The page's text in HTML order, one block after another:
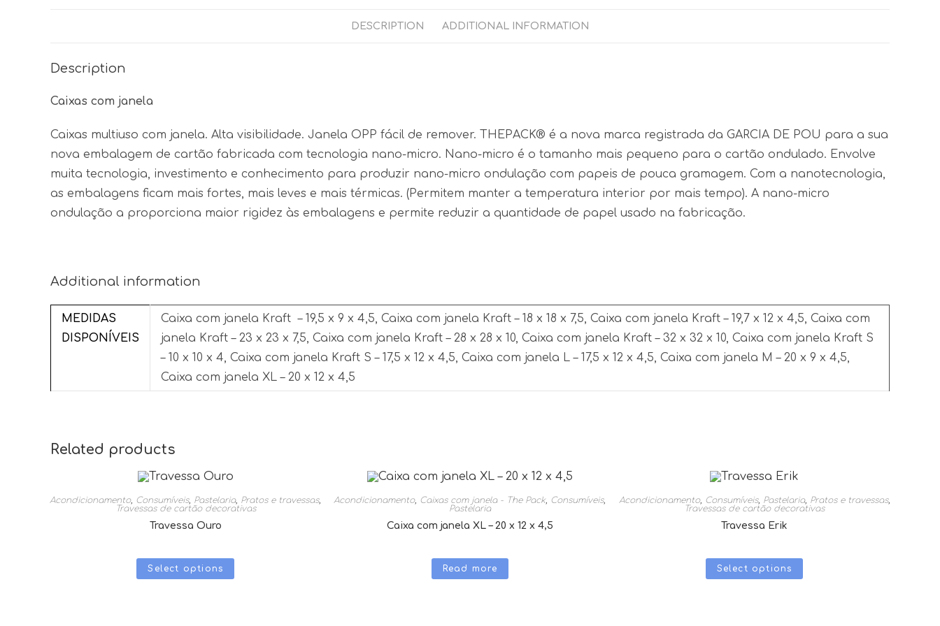
DESCRIPTION ADDITIONAL INFORMATION
Description
Caixas com janela
Caixas multiuso com janela. Alta visibilidade. Janela OPP fácil de remover. THEPACK® é a nova marca registrada da GARCIA DE POU para a sua
nova embalagem de cartão fabricada com tecnologia nano-micro. Nano-micro é o tamanho mais pequeno para o cartão ondulado. Envolve
muita tecnologia, investimento e conhecimento para produzir nano-micro ondulação com papeis de pouca gramagem. Com a nanotecnologia,
as embalagens ficam mais fortes, mais leves e mais térmicas. (Permitem manter a temperatura interior por mais tempo). A nano-micro
ondulação a proporciona maior rigidez às embalagens e permite reduzir a quantidade de papel usado na fabricação.
Additional information
MEDIDAS
DISPONÍVEIS
Caixa com janela Kraft – 19,5 x 9 x 4,5, Caixa com janela Kraft – 18 x 18 x 7,5, Caixa com janela Kraft – 19,7 x 12 x 4,5, Caixa com
janela Kraft – 23 x 23 x 7,5, Caixa com janela Kraft – 28 x 28 x 10, Caixa com janela Kraft – 32 x 32 x 10, Caixa com janela Kraft S
– 10 x 10 x 4, Caixa com janela Kraft S – 17,5 x 12 x 4,5, Caixa com janela L – 17,5 x 12 x 4,5, Caixa com janela M – 20 x 9 x 4,5,
Caixa com janela XL – 20 x 12 x 4,5
Related products
Acondicionamento, Consumíveis, Pastelaria, Pratos e travessas,
Travessas de cartão decorativas
Travessa Ouro
Select options
Acondicionamento, Caixas com janela - The Pack, Consumíveis,
Pastelaria
Caixa com janela XL – 20 x 12 x 4,5
Read more
Acondicionamento, Consumíveis, Pastelaria, Pratos e travessas,
Travessas de cartão decorativas
Travessa Erik
Select options